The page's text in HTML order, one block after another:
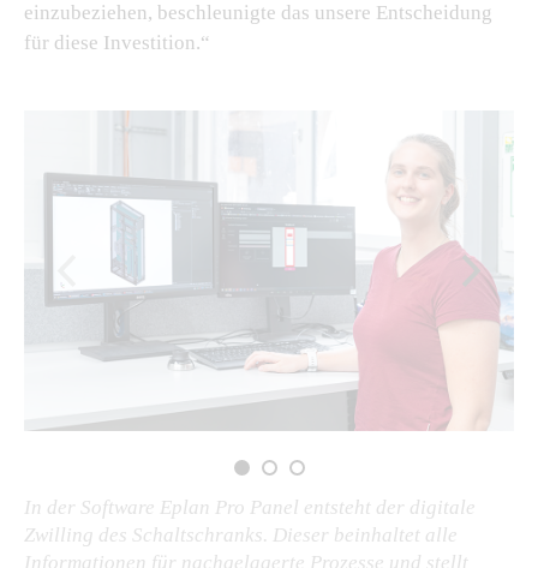
einzubeziehen, beschleunigte das unsere Entscheidung
für diese Investition.“
In der Software Eplan Pro Panel entsteht der digitale
Zwilling des Schaltschranks. Dieser beinhaltet alle
Informationen für nachgelagerte Prozesse und stellt